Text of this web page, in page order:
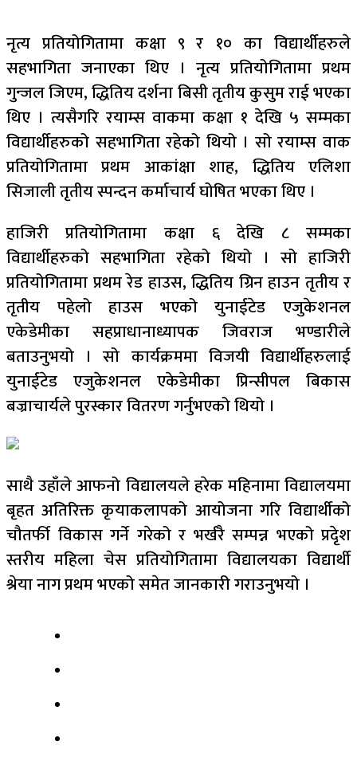
नृत्य प्रतियोगितामा कक्षा ९ र १० का विद्यार्थीहरुले
सहभागिता जनाएका थिए । नृत्य प्रतियोगितामा प्रथम
गुन्जल जिएम, द्धितिय दर्शना बिसी तृतीय कुसुम राई भएका
थिए । त्यसैगरि रयाम्स वाकमा कक्षा १ देखि ५ सम्मका
विद्यार्थीहरुको सहभागिता रहेको थियो । सो रयाम्स वाक
प्रतियोगितामा प्रथम आकांक्षा शाह, द्धितिय एलिशा
सिजाली तृतीय स्पन्दन कर्माचार्य घोषित भएका थिए ।
हाजिरी प्रतियोगितामा कक्षा ६ देखि ८ सम्मका
विद्यार्थीहरुको सहभागिता रहेको थियो । सो हाजिरी
प्रतियोगितामा प्रथम रेड हाउस, द्धितिय ग्रिन हाउन तृतीय र
तृतीय पहेलो हाउस भएको युनाईटेड एजुकेशनल
एकेडेमीका सहप्राधानाध्यापक जिवराज भण्डारीले
बताउनुभयो । सो कार्यक्रममा विजयी विद्यार्थीहरुलाई
युनाईटेड एजुकेशनल एकेडेमीका प्रिन्सीपल बिकास
बज्राचार्यले पुरस्कार वितरण गर्नुभएको थियो ।
साथै उहाँले आफनो विद्यालयले हरेक महिनामा विद्यालयमा
बृहत अतिरिक्त कृयाकलापको आयोजना गरि विद्यार्थीको
चौतर्फी विकास गर्ने गरेको र भर्खरै सम्पन्न भएको प्रदेृश
स्तरीय महिला चेस प्रतियोगितामा विद्यालयका विद्यार्थी
श्रेया नाग प्रथम भएको समेत जानकारी गराउनुभयो ।